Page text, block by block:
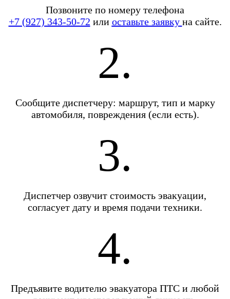
Позвоните по номеру телефона
+7 (927) 343-50-72 или оставьте заявку на сайте.
2.
Сообщите диспетчеру: маршрут, тип и марку
автомобиля, повреждения (если есть).
3.
Диспетчер озвучит стоимость эвакуации,
согласует дату и время подачи техники.
4.
Предъявите водителю эвакуатора ПТС и любой